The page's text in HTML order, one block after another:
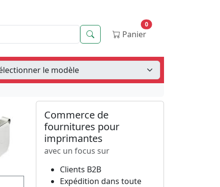
RecherchePanier
0
Commerce de
fournitures pour
imprimantes
avec un focus sur
Clients B2B
Expédition dans toute